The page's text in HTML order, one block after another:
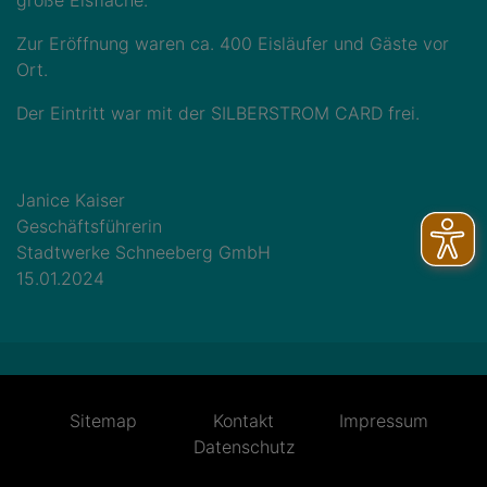
Zur Eröffnung waren ca. 400 Eisläufer und Gäste vor
Ort.
Der Eintritt war mit der SILBERSTROM CARD frei.
Janice Kaiser
Geschäftsführerin
Stadtwerke Schneeberg GmbH
15.01.2024
Sitemap Kontakt
Impressum
Datenschutz